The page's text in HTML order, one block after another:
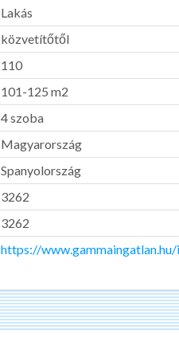
Lakás
közvetítőtől
110
101-125 m2
4 szoba
Magyarország
Spanyolország
3262
3262
https://